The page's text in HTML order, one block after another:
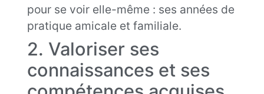
pour se voir elle-même : ses années de
pratique amicale et familiale.
2. Valoriser ses
connaissances et ses